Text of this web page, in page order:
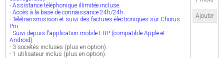
- Assistance téléphonique illimitée incluse.
- Accès à la base de connaissance 24h/24h.
- Télétransmission et suivi des factures électroniques sur Chorus
Pro.
- Suivi depuis l'application mobile EBP (compatible Apple et
Android).
- 3 sociétés incluses (plus en option).
- 1 utilisateur inclus (plus en option).
Ajouter